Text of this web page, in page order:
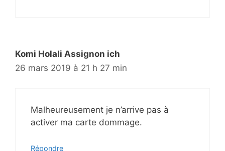
Komi Holali Assignon ich
26 mars 2019 à 21 h 27 min
Malheureusement je n’arrive pas à
activer ma carte dommage.
Répondre